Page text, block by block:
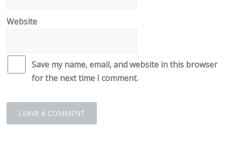
Website
Save my name, email, and website in this browser
for the next time I comment.